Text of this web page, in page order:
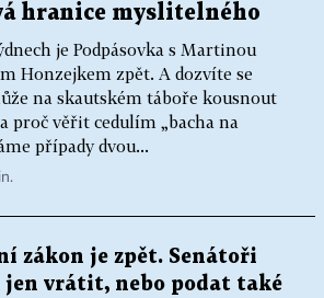
hranice myslitelného
je Podpásovka s Martinou
Honzejkem zpět. A dozvíte se
na skautském táboře kousnout
proč věřit cedulím „bacha na
případy dvou...
zákon je zpět. Senátoři
jen vrátit, nebo podat také